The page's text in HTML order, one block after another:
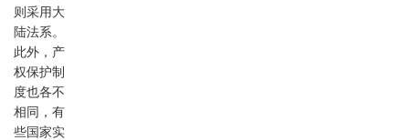
则采用大
陆法系。
此外，产
权保护制
度也各不
相同，有
些国家实